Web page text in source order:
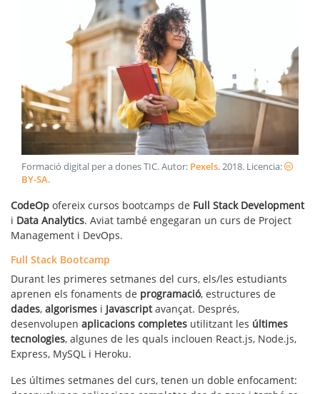
Formació digital per a dones TIC. Autor: Pexels.2018. Licencia:
BY-SA.
CodeOp ofereix cursos bootcamps de Full Stack Development
i Data Analytics. Aviat també engegaran un curs de Project
Management i DevOps.
Full Stack Bootcamp
Durant les primeres setmanes del curs, els/les estudiants
aprenen els fonaments de programació, estructures de
dades, algorismes i Javascriptavançat. Després,
desenvolupen aplicacions completes utilitzant les últimes
tecnologies, algunes de les quals inclouen React.js, Node.js,
Express, MySQL i Heroku.
Les últimes setmanes del curs, tenen un doble enfocament: